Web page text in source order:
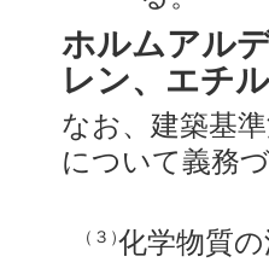
ホルムアル
レン、エチ
なお、建築基
について義務
（３）化学物質